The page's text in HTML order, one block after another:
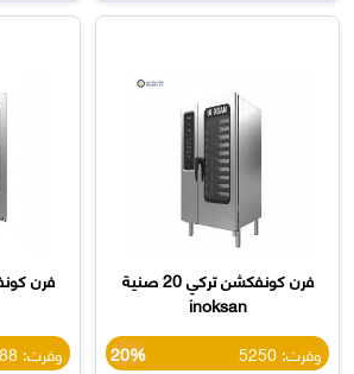
فرن كونفكشن تركي 20 صنية
inoksan
وفرت: 5250
20%
وفرت: 3088